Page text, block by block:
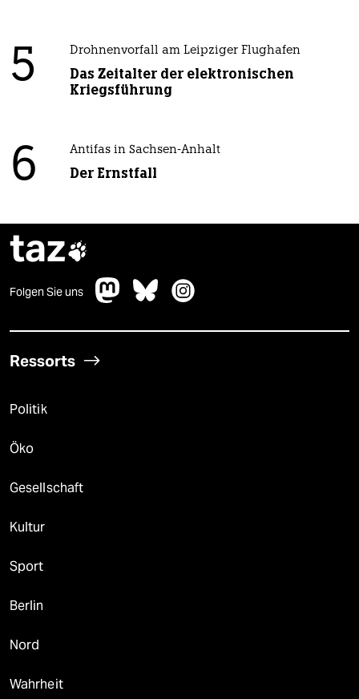
5 Drohnenvorfall am Leipziger Flughafen
Das Zeitalter der elektronischen
Kriegsführung
6 Antifas in Sachsen-Anhalt
Der Ernstfall
taz
Folgen Sie uns
Ressorts
Politik
Öko
Gesellschaft
Kultur
Sport
Berlin
Nord
Wahrheit